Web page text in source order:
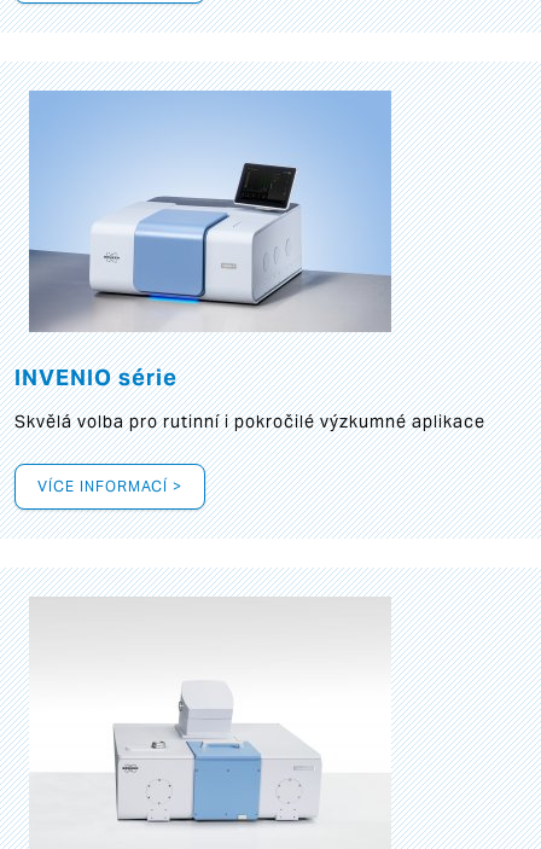
INVENIO série
Skvělá volba pro rutinní i pokročilé výzkumné aplikace
VÍCE INFORMACÍ >